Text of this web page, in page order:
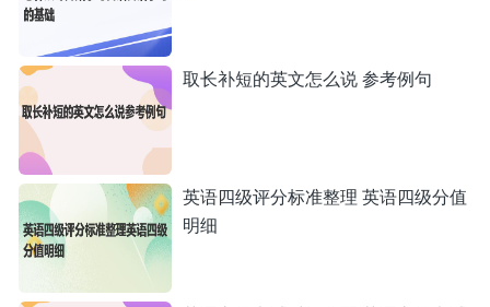
取长补短的英文怎么说 参考例句
英语四级评分标准整理 英语四级分值
明细